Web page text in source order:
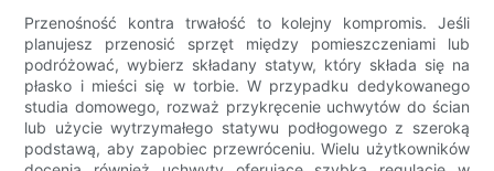
Przenośność kontra trwałość to kolejny kompromis. Jeśli
planujesz przenosić sprzęt między pomieszczeniami lub
podróżować, wybierz składany statyw, który składa się na
płasko i mieści się w torbie. W przypadku dedykowanego
studia domowego, rozważ przykręcenie uchwytów do ścian
lub użycie wytrzymałego statywu podłogowego z szeroką
podstawą, aby zapobiec przewróceniu. Wielu użytkowników